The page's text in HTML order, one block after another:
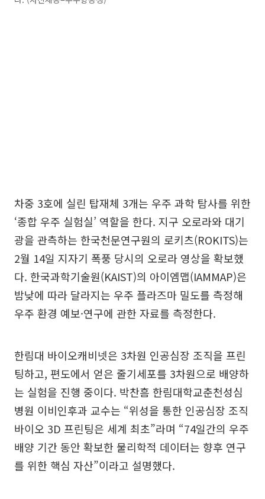
차중 3호에 실린 탑재체 3개는 우주 과학 탐사를 위한
‘종합 우주 실험실’ 역할을 한다. 지구 오로라와 대기
광을 관측하는 한국천문연구원의 로키츠(ROKITS)는
2월 14일 지자기 폭풍 당시의 오로라 영상을 확보했
다. 한국과학기술원(KAIST)의 아이엠맵(IAMMAP)은
밤낮에 따라 달라지는 우주 플라즈마 밀도를 측정해
우주 환경 예보·연구에 관한 자료를 측정한다.
한림대 바이오캐비넷은 3차원 인공심장 조직을 프린
팅하고, 편도에서 얻은 줄기세포를 3차원으로 배양하
는 실험을 진행 중이다. 박찬흠 한림대학교춘천성심
병원 이비인후과 교수는 “위성을 통한 인공심장 조직
바이오 3D 프린팅은 세계 최초”라며 “74일간의 우주
배양 기간 동안 확보한 물리학적 데이터는 향후 연구
를 위한 핵심 자산”이라고 설명했다.